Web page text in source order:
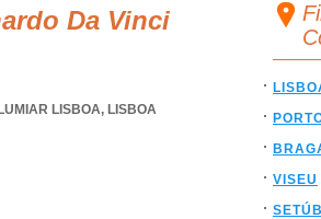
Da Vinci
LUMIAR LISBOA, LISBOA
VISEU